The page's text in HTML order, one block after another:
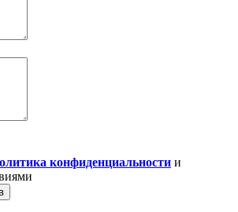
конфиденциальности и